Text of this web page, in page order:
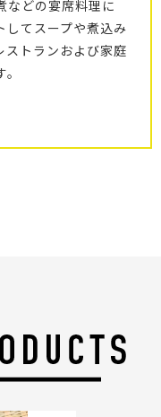
などの宴席料理に
してスープや煮込み
ストランおよび家庭